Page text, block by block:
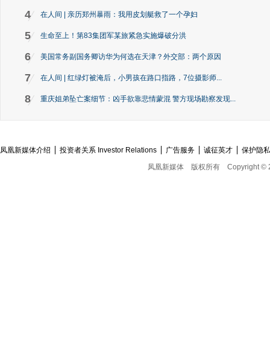
4 在人间 | 亲历郑州暴雨：我用皮划艇救了一个孕妇
5 生命至上！第83集团军某旅紧急实施爆破分洪
6 美国常务副国务卿访华为何选在天津？外交部：两个原因
7 在人间 | 红绿灯被淹后，小男孩在路口指路，7位摄影师...
8 重庆姐弟坠亡案细节：凶手欲靠悲情蒙混 警方现场勘察发现...
凤凰新媒体介绍 投资者关系 Investor Relations 广告服务 诚征英才
保护隐
凤凰新媒体
版权所有 Copyright ©